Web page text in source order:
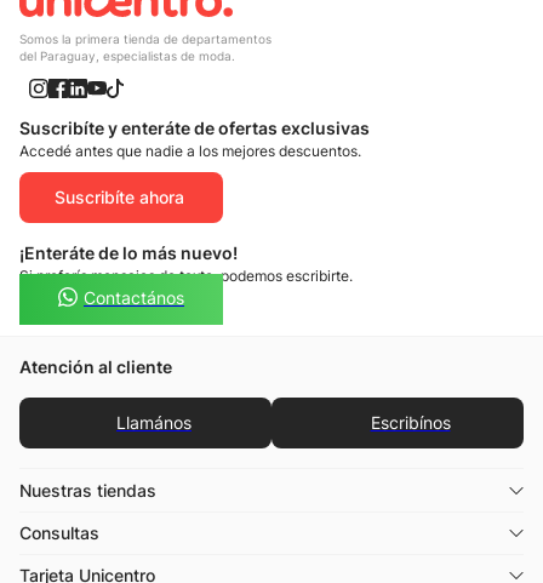
Somos la primera tienda de departamentos
del Paraguay, especialistas de moda.
Suscribíte y enteráte de ofertas exclusivas
Accedé antes que nadie a los mejores descuentos.
Suscribíte ahora
¡Enteráte de lo más nuevo!
Si preferís mensajes de texto, podemos escribirte.
Contactános
Atención al cliente
Llamános Escribínos
Nuestras tiendas
Consultas
Tarjeta Unicentro